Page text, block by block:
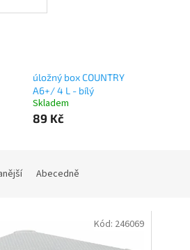
úložný box COUNTRY
A6+/ 4 L - bílý
Skladem
89 Kč
Abecedně
Kód: 246069